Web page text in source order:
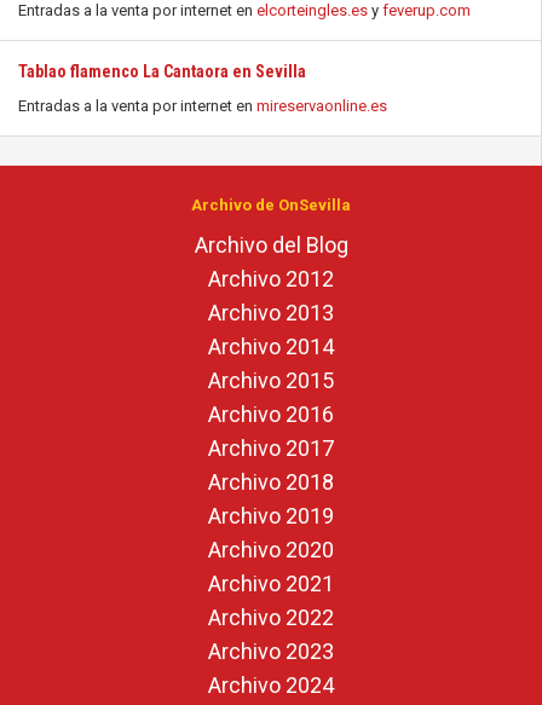
Entradas a la venta por internet en elcorteingles.es y feverup.com
Tablao flamenco La Cantaora en Sevilla
Entradas a la venta por internet en mireservaonline.es
Archivo de OnSevilla
Archivo del Blog
Archivo 2012
Archivo 2013
Archivo 2014
Archivo 2015
Archivo 2016
Archivo 2017
Archivo 2018
Archivo 2019
Archivo 2020
Archivo 2021
Archivo 2022
Archivo 2023
Archivo 2024